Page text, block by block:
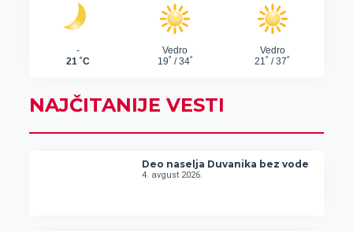
NAJČITANIJE VESTI
Deo naselja Duvanika bez vode
4. avgust 2026.